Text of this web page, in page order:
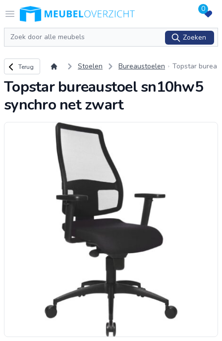
Open menu
Logo Meubeloverzicht.nl 0
Zoeken
Zoeken
Terug naar overzicht
Terug Stoelen Bureaustoelen
Topstar burea
w5 synchro n
Topstar bureaustoel sn10hw5
synchro net zwart